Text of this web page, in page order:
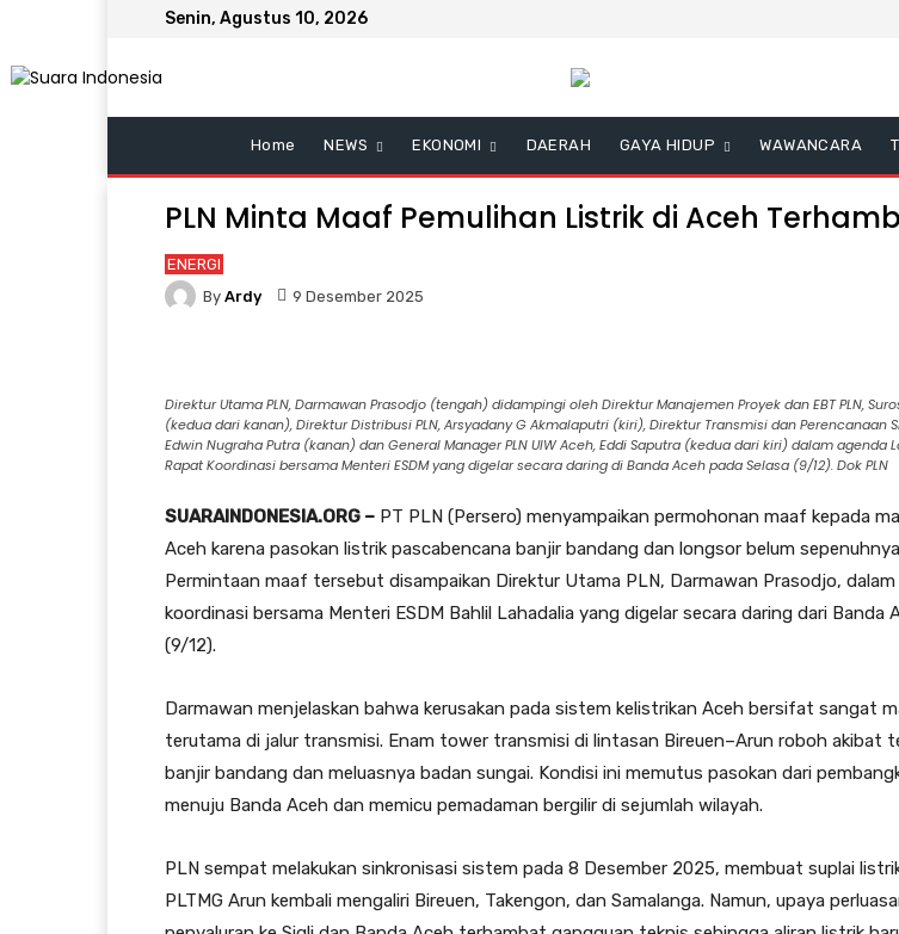
Senin, Agustus 10, 2026
Home NEWS EKONOMI DAERAH GAYA HIDUP WAWANCARA
PLN Minta Maaf Pemulihan Listrik di Aceh
ENERGI
By Ardy 9 Desember 2025
Direktur Utama PLN, Darmawan Prasodjo (tengah) didampingi oleh Direktur Manajemen Proyek dan EBT PLN,
(kedua dari kanan), Direktur Distribusi PLN, Arsyadany G Akmalaputri (kiri), Direktur Transmisi dan Perencanaan
Edwin Nugraha Putra (kanan) dan General Manager PLN UIW Aceh, Eddi Saputra (kedua dari kiri) dalam agenda
Rapat Koordinasi bersama Menteri ESDM yang digelar secara daring di Banda Aceh pada Selasa (9/12). Dok PLN
SUARAINDONESIA.ORG – PT PLN (Persero) menyampaikan permohonan maaf kepada
Aceh karena pasokan listrik pascabencana banjir bandang dan longsor belum
Permintaan maaf tersebut disampaikan Direktur Utama PLN, Darmawan Prasodjo,
koordinasi bersama Menteri ESDM Bahlil Lahadalia yang digelar secara daring dari Banda
(9/12).
Darmawan menjelaskan bahwa kerusakan pada sistem kelistrikan Aceh bersifat sangat
terutama di jalur transmisi. Enam tower transmisi di lintasan Bireuen–Arun roboh akibat
banjir bandang dan meluasnya badan sungai. Kondisi ini memutus pasokan dari
menuju Banda Aceh dan memicu pemadaman bergilir di sejumlah wilayah.
PLN sempat melakukan sinkronisasi sistem pada 8 Desember 2025, membuat suplai
PLTMG Arun kembali mengaliri Bireuen, Takengon, dan Samalanga. Namun, upaya